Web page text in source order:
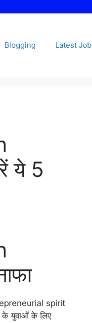
Blogging Latest Job
ये 5
spirit
के युवाओं के लिए